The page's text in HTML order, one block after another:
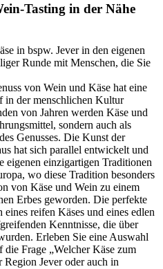
Tasting in der Nähe
in bspw. Jever in den eigenen
Runde mit Menschen, die Sie
von Wein und Käse hat eine
in der menschlichen Kultur
von Jahren werden Käse und
sondern auch als
Genusses. Die Kunst der
hat sich parallel entwickelt und
einzigartigen Traditionen
wo diese Tradition besonders
von Käse und Wein zu einem
Erbes geworden. Die perfekte
reifen Käses und eines edlen
Kenntnisse, die über
Erleben Sie eine Auswahl
Frage „Welcher Käse zum
Region Jever oder auch in